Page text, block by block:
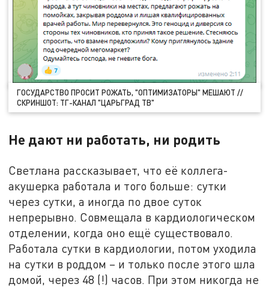
ГОСУДАРСТВО ПРОСИТ РОЖАТЬ, "ОПТИМИЗАТОРЫ" МЕШАЮТ //
СКРИНШОТ: ТГ-КАНАЛ "ЦАРЬГРАД ТВ"
Не дают ни работать, ни родить
Светлана рассказывает, что её коллега-
акушерка работала и того больше: сутки
через сутки, а иногда по двое суток
непрерывно. Совмещала в кардиологическом
отделении, когда оно ещё существовало.
Работала сутки в кардиологии, потом уходила
на сутки в роддом – и только после этого шла
домой, через 48 (!) часов. При этом никогда не